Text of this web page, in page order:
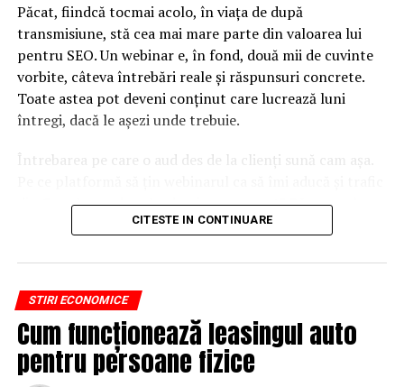
ARTICOLE PE ACEIASI TEMA:
URMATORUL
‘Expulzarea diplomaților noștri nu va rămâne fără
consecinţe. Vom răspunde neîntârziat’
NU RATATI
Nimic nu este mai important decât o descentralizare
Păcat, fiindcă tocmai acolo, în viața de după
transmisiune, stă cea mai mare parte din valoarea lui
pentru SEO. Un webinar e, în fond, două mii de cuvinte
vorbite, câteva întrebări reale și răspunsuri concrete.
Toate astea pot deveni conținut care lucrează luni
întregi, dacă le așezi unde trebuie.
Întrebarea pe care o aud des de la clienți sună cam așa.
din Google, nu doar lead-uri pe moment? Răspunsul
scurt e că platforma contează, dar nu în felul în care
Nu cel mai tare software câștigă, ci acela care îți lasă
conținutul liber, indexabil și ușor de reutilizat. Hai să o
luăm pe îndelete, fiindcă diferențele dintre opțiuni sunt
mai subtile decât par la prima vedere.
CITESTE IN CONTINUARE
STIRI ECONOMICE
Cum funcționează leasingul auto
pentru persoane fizice